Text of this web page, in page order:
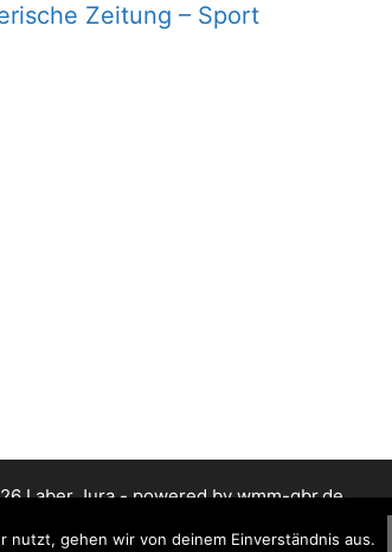
Zeitung – Sport
Laber Jura - powered by wmm-gbr.de
nutzt, gehen wir von deinem Einverständnis aus.